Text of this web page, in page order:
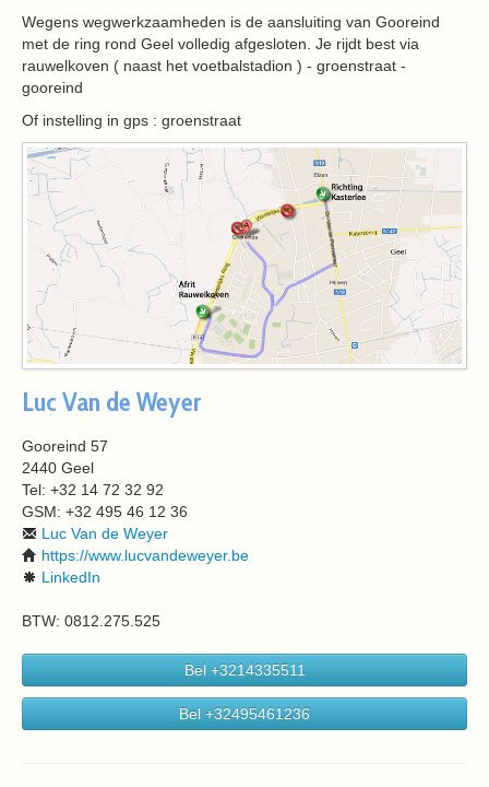
Wegens wegwerkzaamheden is de aansluiting van Gooreind
met de ring rond Geel volledig afgesloten. Je rijdt best via
rauwelkoven ( naast het voetbalstadion ) - groenstraat -
gooreind
Of instelling in gps : groenstraat
Luc Van de Weyer
Gooreind 57
2440 Geel
Tel: +32 14 72 32 92
GSM: +32 495 46 12 36
Luc Van de Weyer
https://www.lucvandeweyer.be
LinkedIn
BTW: 0812.275.525
Bel +3214335511
Bel +32495461236